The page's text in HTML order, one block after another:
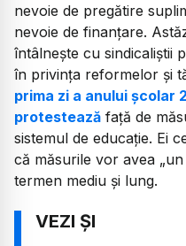
nevoie de pregătire
nevoie de finanțare.
întâlnește cu sindicaliștii
în privința reformelor și
prima zi a anului școlar
protestează față de
sistemul de educație. Ei
că măsurile vor avea
termen mediu și lung.